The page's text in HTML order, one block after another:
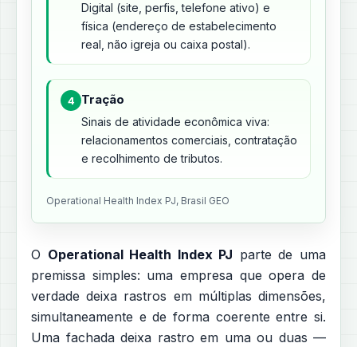
Digital (site, perfis, telefone ativo) e
física (endereço de estabelecimento
real, não igreja ou caixa postal).
4 Tração
Sinais de atividade econômica viva:
relacionamentos comerciais, contratação
e recolhimento de tributos.
Operational Health Index PJ, Brasil GEO
O Operational Health Index PJ parte de uma
premissa simples: uma empresa que opera de
verdade deixa rastros em múltiplas dimensões,
simultaneamente e de forma coerente entre si.
Uma fachada deixa rastro em uma ou duas —